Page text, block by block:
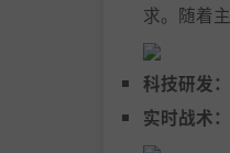
求。随着
科技研发：
实时战术：